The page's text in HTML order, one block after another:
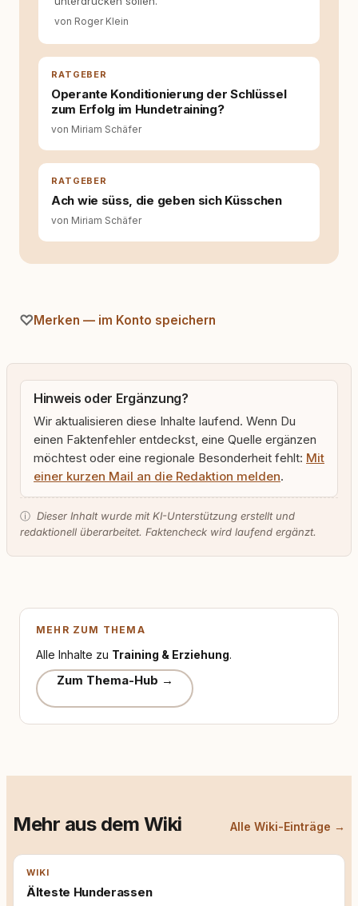
die Social-Media-Kanäle. Mein Blick richtet
sich dabei immer auf das grosse Ganze:
Welche Themen sind relevant? Welche
Inhalte so aufbereiten, dass sie verständlich,
fundiert und für unsere Leser wirklich
hilfreich sind? Ich glaube, dass Emotionen
Selbstreflexion und Bereitschaft zum
Texten möchte ich genau dazu beitragen.
von Roger Klein
RATGEBER
Operante Konditionierung der Schlüssel
zum Erfolg im Hundetraining?
von Miriam Schäfer
RATGEBER
Ach wie süss, die geben sich Küsschen
von Miriam Schäfer
Merken — im Konto speichern
Hinweis oder Ergänzung?
Wir aktualisieren diese Inhalte laufend. Wenn Du
einen Faktenfehler entdeckst, eine Quelle ergänzen
möchtest oder eine regionale Besonderheit fehlt: Mit
einer kurzen Mail an die Redaktion melden.
ⓘ Dieser Inhalt wurde mit KI-Unterstützung erstellt und
redaktionell überarbeitet. Faktencheck wird laufend ergänzt.
MEHR ZUM THEMA
Alle Inhalte zu Training & Erziehung.
Zum Thema-Hub →
Mehr aus dem Wiki Alle Wiki-Einträge →
WIKI
Älteste Hunderassen